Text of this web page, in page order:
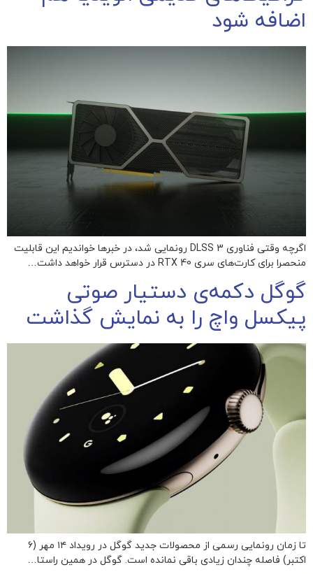
اضافه شود
اگرچه وقتی فناوری DLSS 3 رونمایی شد، در خبرها خواندیم این قابلیت
منحصرا برای کارت‌های سری RTX 40 در دسترس قرار خواهد داشت…
گوگل دکمه‌ی دستیار صوتی
پیکسل واچ را به نمایش گذاشت
تا زمان رونمایی رسمی از محصولات جدید گوگل در رویداد ۱۴ مهر (۶
اکتبر) فاصله چندان زیادی باقی نمانده است. گوگل در همین راستا…